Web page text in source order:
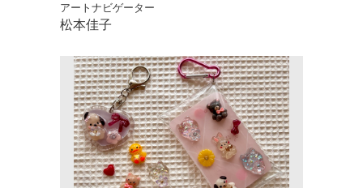
アートナビゲーター
松本佳子